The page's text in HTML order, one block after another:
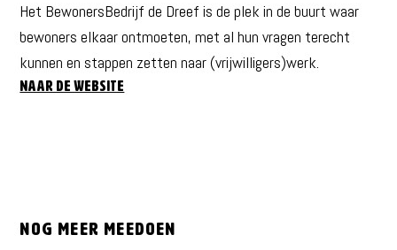
Het BewonersBedrijf de Dreef is de plek in de buurt waar
bewoners elkaar ontmoeten, met al hun vragen terecht
kunnen en stappen zetten naar (vrijwilligers)werk.
Naar de website
Nog meer meedoen